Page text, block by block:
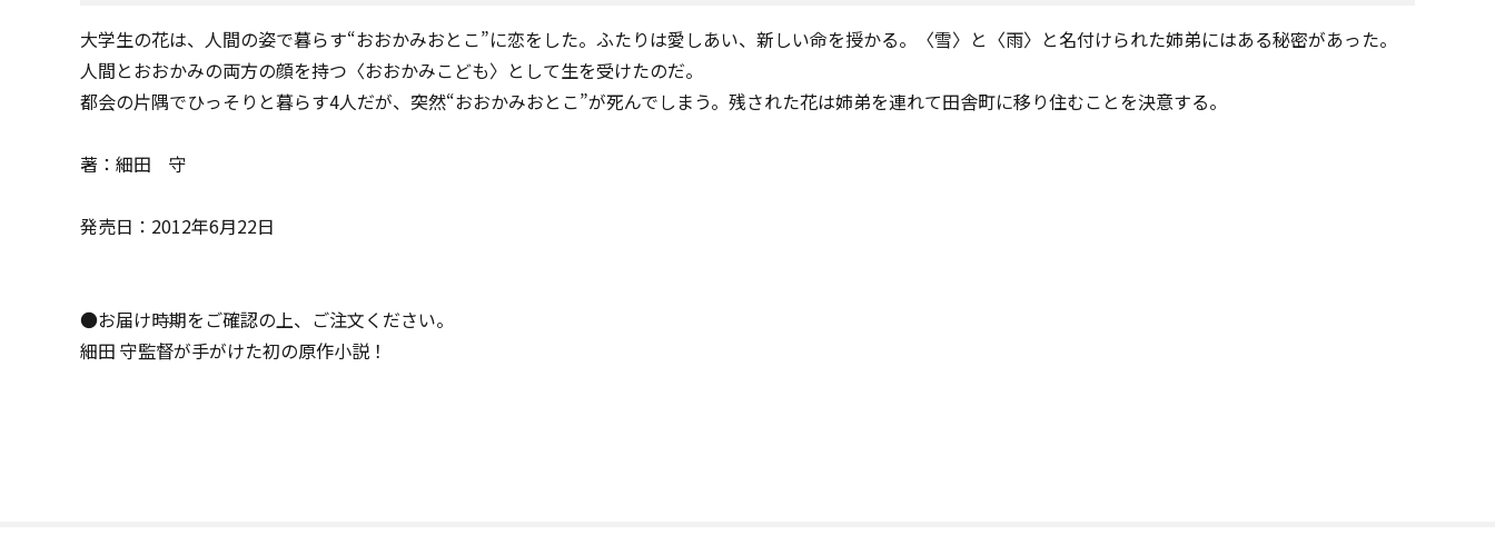
大学生の花は、人間の姿で暮らす“おおかみおとこ”に恋をした。ふたりは愛しあい、新しい命を授かる。〈雪〉と〈雨〉と名付けられた姉弟にはある秘密があった。
人間とおおかみの両方の顔を持つ〈おおかみこども〉として生を受けたのだ。
都会の片隅でひっそりと暮らす4人だが、突然“おおかみおとこ”が死んでしまう。残された花は姉弟を連れて田舎町に移り住むことを決意する――。
著：細田 守
発売日：2012年6月22日
●お届け時期をご確認の上、ご注文ください。
細田 守監督が手がけた初の原作小説！